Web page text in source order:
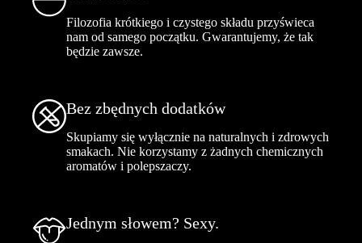
Filozofia krótkiego i czystego składu przyświeca
nam od samego początku. Gwarantujemy, że tak
będzie zawsze.
Bez zbędnych dodatków
Skupiamy się wyłącznie na naturalnych i zdrowych
smakach. Nie korzystamy z żadnych chemicznych
aromatów i polepszaczy.
Jednym słowem? Sexy.